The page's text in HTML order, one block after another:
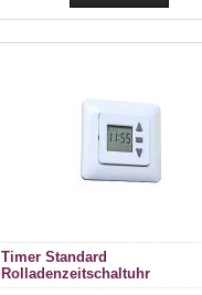
Timer Standard
Rolladenzeitschaltuhr